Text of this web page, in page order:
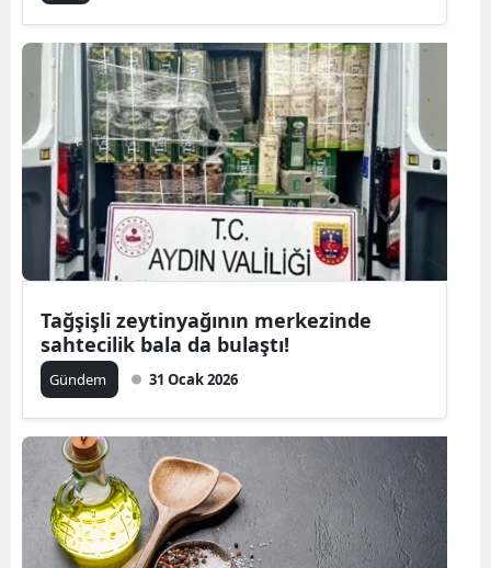
Tağşişli zeytinyağının merkezinde
sahtecilik bala da bulaştı!
Gündem 31 Ocak 2026